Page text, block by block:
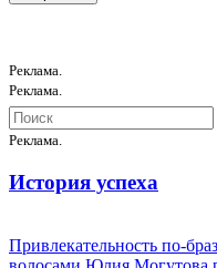
Реклама.
Реклама.
Реклама.
История успеха
Привлекательность по-